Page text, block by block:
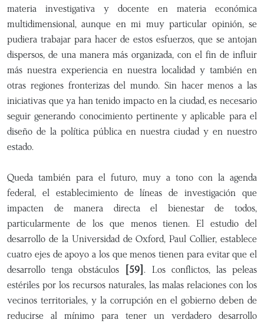
materia investigativa y docente en materia económica
multidimensional, aunque en mi muy particular opinión, se
pudiera trabajar para hacer de estos esfuerzos, que se antojan
dispersos, de una manera más organizada, con el fin de influir
más nuestra experiencia en nuestra localidad y también en
otras regiones fronterizas del mundo. Sin hacer menos a las
iniciativas que ya han tenido impacto en la ciudad, es necesario
seguir generando conocimiento pertinente y aplicable para el
diseño de la política pública en nuestra ciudad y en nuestro
estado.
Queda también para el futuro, muy a tono con la agenda
federal, el establecimiento de líneas de investigación que
impacten de manera directa el bienestar de todos,
particularmente de los que menos tienen. El estudio del
desarrollo de la Universidad de Oxford, Paul Collier, establece
cuatro ejes de apoyo a los que menos tienen para evitar que el
desarrollo tenga obstáculos
[59]. Los conflictos, las peleas
estériles por los recursos naturales, las malas relaciones con los
vecinos territoriales, y la corrupción en el gobierno deben de
reducirse al mínimo para tener un verdadero desarrollo